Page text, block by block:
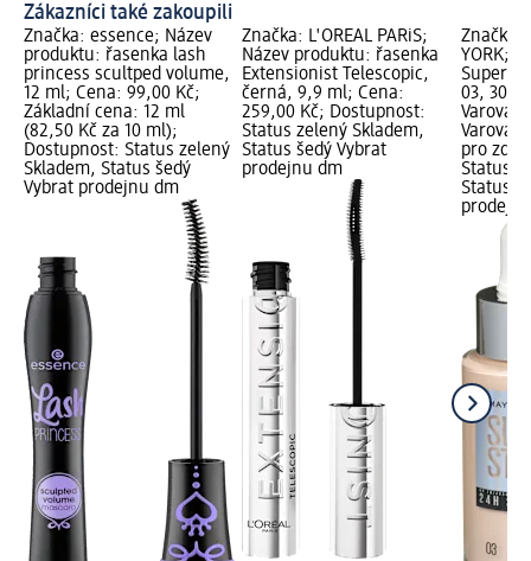
Zákazníci také zakoupili
Značka: essence; Název
produktu: řasenka lash
princess scultped volume,
12 ml; Cena: 99,00 Kč;
Základní cena: 12 ml
(82,50 Kč za 10 ml);
Dostupnost: Status zelený
Skladem, Status šedý
Vybrat prodejnu dm
Značka: L'ORÉAL PARiS;
Název produktu: řasenka
Extensionist Telescopic,
černá, 9,9 ml; Cena:
259,00 Kč; Dostupnost:
Status zelený Skladem,
Status šedý Vybrat
prodejnu dm
Značka:
YORK;
03, 30
pro
Status
Status